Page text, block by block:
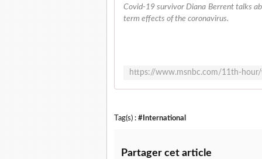
Covid-19 survivor Diana Berrent talks
term effects of the coronavirus.
Tag(s) : #International
Partager cet article